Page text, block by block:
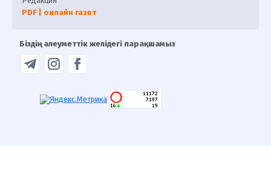
PDF | онлайн газет
Біздің әлеуметтік желідегі парақшамыз